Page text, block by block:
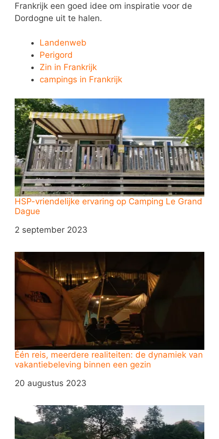
Frankrijk een goed idee om inspiratie voor de
Dordogne uit te halen.
Landenweb
Perigord
Zin in Frankrijk
campings in Frankrijk
HSP-vriendelijke ervaring op Camping Le Grand
Dague
Datum
2 september 2023
Één reis, meerdere realiteiten: de dynamiek van
vakantiebeleving binnen een gezin
Datum
20 augustus 2023